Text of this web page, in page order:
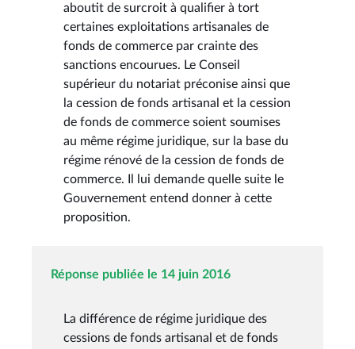
aboutit de surcroit à qualifier à tort
certaines exploitations artisanales de
fonds de commerce par crainte des
sanctions encourues. Le Conseil
supérieur du notariat préconise ainsi que
la cession de fonds artisanal et la cession
de fonds de commerce soient soumises
au même régime juridique, sur la base du
régime rénové de la cession de fonds de
commerce. Il lui demande quelle suite le
Gouvernement entend donner à cette
proposition.
Réponse publiée le 14 juin 2016
La différence de régime juridique des
cessions de fonds artisanal et de fonds